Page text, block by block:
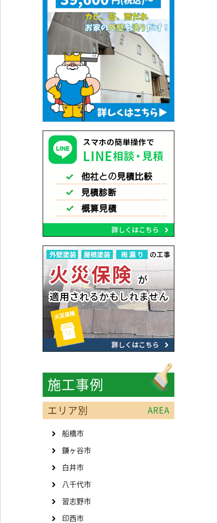
施工事例
エリア別 AREA
船橋市
鎌ヶ谷市
白井市
八千代市
習志野市
印西市